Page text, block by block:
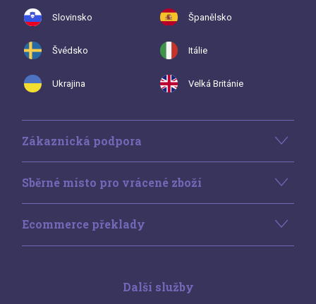
Slovinsko Španělsko
Švédsko Itálie
Ukrajina Velká Británie
Zákaznická podpora
Sběrné místo pro vrácené zboží
Ecommerce překlady
Další služby